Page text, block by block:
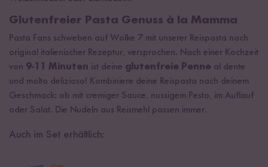
Glutenfreier Pasta Genuss à la Mamma
Pasta Fans schweben auf Wolke 7 mit unserer Reispasta nach
original italienischer Rezeptur, versprochen. Nach einer Kochzeit
von 9-11 Minuten ist deine glutenfreie Penne al dente
und molto delizioso! Kombiniere deine Reispasta nach deinem
Geschmack: ob mit cremiger Sauce, nussigem Pesto, im Auflauf
oder Salat. Die Nudeln aus Reismehl passen immer.
Auch im Set erhältlich: